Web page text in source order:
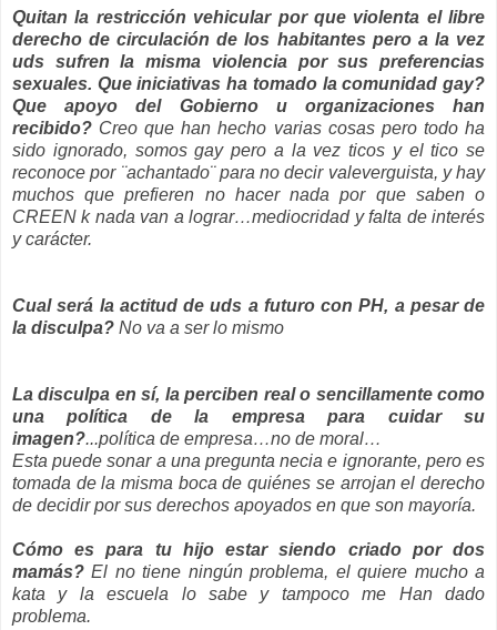
Quitan la restricción vehicular por que violenta el libre
derecho de circulación de los habitantes pero a la vez
uds sufren la misma violencia por sus preferencias
sexuales. Que iniciativas ha tomado la comunidad gay?
Que apoyo del Gobierno u organizaciones han
recibido? Creo que han hecho varias cosas pero todo ha
sido ignorado, somos gay pero a la vez ticos y el tico se
reconoce por ¨achantado¨ para no decir valeverguista, y hay
muchos que prefieren no hacer nada por que saben o
CREEN k nada van a lograr…mediocridad y falta de interés
y carácter.
Cual será la actitud de uds a futuro con PH, a pesar de
la disculpa? No va a ser lo mismo
La disculpa en sí, la perciben real o sencillamente como
una política de la empresa para cuidar su
imagen?...política de empresa…no de moral…
Esta puede sonar a una pregunta necia e ignorante, pero es
tomada de la misma boca de quiénes se arrojan el derecho
de decidir por sus derechos apoyados en que son mayoría.
Cómo es para tu hijo estar siendo criado por dos
mamás? El no tiene ningún problema, el quiere mucho a
kata y la escuela lo sabe y tampoco me Han dado
problema.